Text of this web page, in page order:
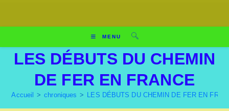
MENU
LES DÉBUTS DU CHEMIN
DE FER EN FRANCE
Accueil > chroniques > LES DÉBUTS DU CHEMIN DE FER EN